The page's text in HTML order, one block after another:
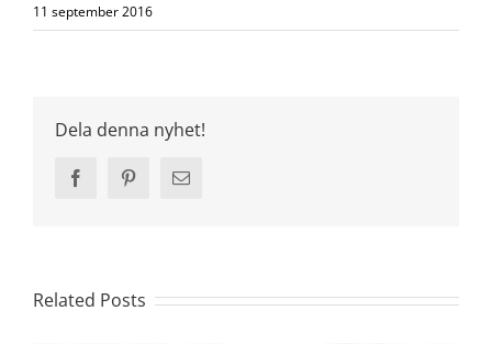
11 september 2016
Dela denna nyhet!
FacebookPinterestEmail
Related Posts